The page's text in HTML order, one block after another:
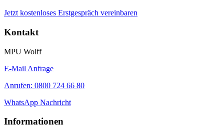
Jetzt kostenloses Erstgespräch vereinbaren
Kontakt
MPU Wolff
E-Mail Anfrage
Anrufen: 0800 724 66 80
WhatsApp Nachricht
Informationen